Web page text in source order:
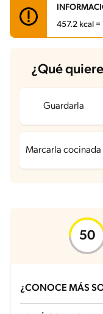
457.2 kcal
Energía
Proteína
Grasas
Sodio
¿Qué
Guardarla
Marcarla cocinada
¿CONOCE MÁS